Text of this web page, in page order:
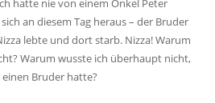
hatte nie von einem Onkel Peter
an diesem Tag heraus – der Bruder
lebte und dort starb. Nizza! Warum
Warum wusste ich überhaupt nicht,
Bruder hatte?